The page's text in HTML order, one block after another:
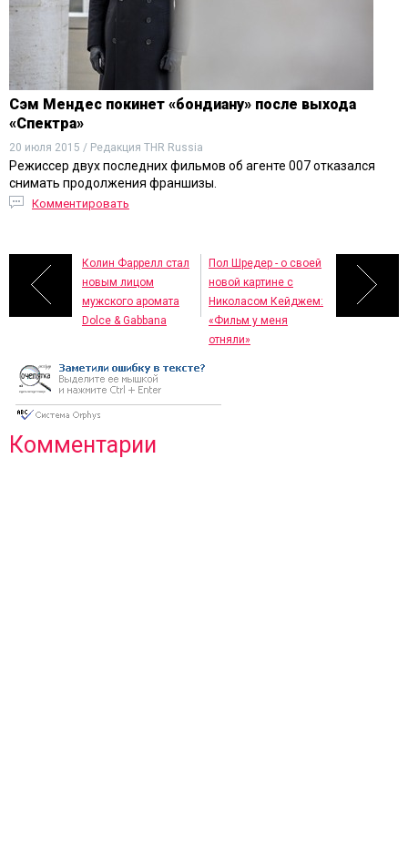
Сэм Мендес покинет «бондиану» после выхода
«Спектра»
20 июля 2015 / Редакция THR Russia
Режиссер двух последних фильмов об агенте 007 отказался
снимать продолжения франшизы.
Комментировать
Колин Фаррелл стал
новым лицом
мужского аромата
Dolce & Gabbana
Пол Шредер - о своей
новой картине с
Николасом Кейджем:
«Фильм у меня
отняли»
Комментарии